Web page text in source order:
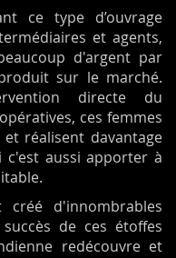
ce type d’ouvrage
et agents,
d'argent par
sur le marché.
directe du
ces femmes
réalisent davantage
aussi apporter à
d'innombrables
de ces étoffes
redécouvre et